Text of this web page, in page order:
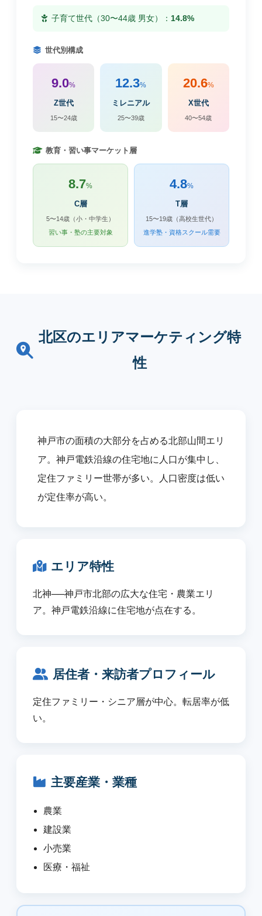
子育て世代（30〜44歳 男女）： 14.8%
世代別構成
9.0%
Z世代
15〜24歳
12.3%
ミレニアル
25〜39歳
20.6%
X世代
40〜54歳
教育・習い事マーケット層
8.7%
C層
5〜14歳（小・中学生）
習い事・塾の主要対象
4.8%
T層
15〜19歳（高校生世代）
進学塾・資格スクール需要
北区のエリアマーケティング特
性
神戸市の面積の大部分を占める北部山間エリ
ア。神戸電鉄沿線の住宅地に人口が集中し、
定住ファミリー世帯が多い。人口密度は低い
が定住率が高い。
エリア特性
北神──神戸市北部の広大な住宅・農業エリ
ア。神戸電鉄沿線に住宅地が点在する。
居住者・来訪者プロフィール
定住ファミリー・シニア層が中心。転居率が低
い。
主要産業・業種
農業
建設業
小売業
医療・福祉